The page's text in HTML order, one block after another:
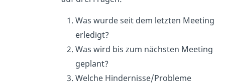
Was wurde seit dem letzten Meeting
erledigt?
Was wird bis zum nächsten Meeting
geplant?
Welche Hindernisse/Probleme